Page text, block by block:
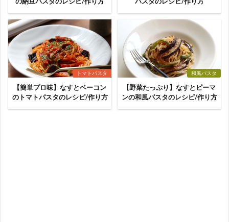
トマトパスタ
【簡単プロ味】なすとベーコン
のトマトパスタのレシピ/作り方
和風パスタ
【野菜たっぷり】なすとピーマ
ンの和風パスタのレシピ/作り方